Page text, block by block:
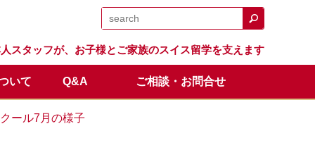
スタッフが、お子様とご家族のスイス留学を支えます
留学生の声
体験留学
いて
スイス留学.comのサポート
Q&A
卒業生の成績と進路
ご相談・お問合せ
程 オンライン説明会
ール7月の様子